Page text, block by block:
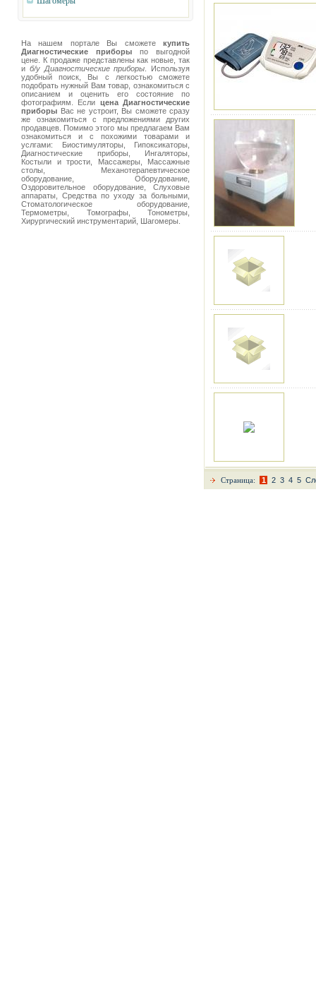
На нашем портале Вы сможете купить
Диагностические приборы по выгодной
цене. К продаже представлены как новые, так
и б/у Диагностические приборы . Используя
удобный поиск, Вы с легкостью сможете
подобрать нужный Вам товар, ознакомиться с
описанием и оценить его состояние по
фотографиям. Если цена Диагностические
приборы Вас не устроит, Вы сможете сразу
же ознакомиться с предложениями других
продавцев. Помимо этого мы предлагаем Вам
ознакомиться и с похожими товарами и
услгами: Биостимуляторы, Гипоксикаторы,
Диагностические приборы, Ингаляторы,
Костыли и трости, Массажеры, Массажные
столы, Механотерапевтическое
оборудование, Оборудование,
Оздоровительное оборудование, Слуховые
аппараты, Средства по уходу за больными,
Стоматологическое оборудование,
Термометры, Томографы, Тонометры,
Хирургический инструментарий, Шагомеры.
Страница: 1 2 3 4 5